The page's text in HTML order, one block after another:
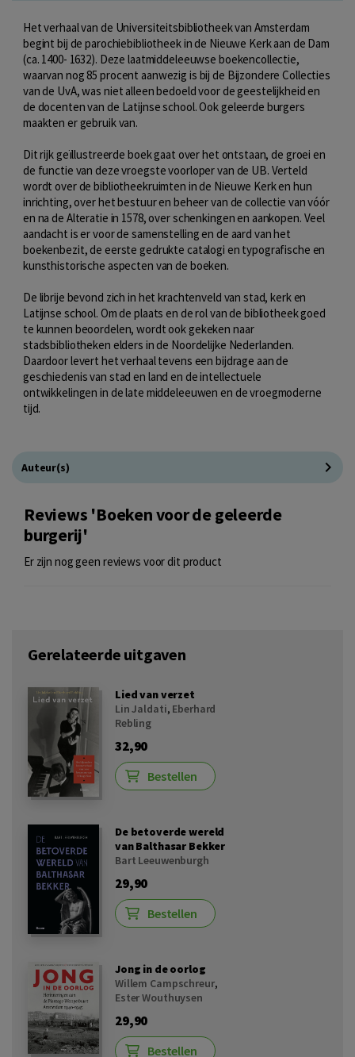
Het verhaal van de Universiteitsbibliotheek van Amsterdam
begint bij de parochiebibliotheek in de Nieuwe Kerk aan de Dam
(ca. 1400- 1632). Deze laatmiddeleeuwse boekencollectie,
waarvan nog 85 procent aanwezig is bij de Bijzondere Collecties
van de UvA, was niet alleen bedoeld voor de geestelijkheid en
de docenten van de Latijnse school. Ook geleerde burgers
maakten er gebruik van.
Dit rijk geïllustreerde boek gaat over het ontstaan, de groei en
de functie van deze vroegste voorloper van de UB. Verteld
wordt over de bibliotheekruimten in de Nieuwe Kerk en hun
inrichting, over het bestuur en beheer van de collectie van vóór
en na de Alteratie in 1578, over schenkingen en aankopen. Veel
aandacht is er voor de samenstelling en de aard van het
boekenbezit, de eerste gedrukte catalogi en typografische en
kunsthistorische aspecten van de boeken.
De librije bevond zich in het krachtenveld van stad, kerk en
Latijnse school. Om de plaats en de rol van de bibliotheek goed
te kunnen beoordelen, wordt ook gekeken naar
stadsbibliotheken elders in de Noordelijke Nederlanden.
Daardoor levert het verhaal tevens een bijdrage aan de
geschiedenis van stad en land en de intellectuele
ontwikkelingen in de late middeleeuwen en de vroegmoderne
tijd.
Auteur(s)
Reviews 'Boeken voor de geleerde
burgerij'
Er zijn nog geen reviews voor dit product
Gerelateerde uitgaven
Lied van verzet
Lin Jaldati, Eberhard
Rebling
32,90
Bestellen
De betoverde wereld
van Balthasar Bekker
Bart Leeuwenburgh
29,90
Bestellen
Jong in de oorlog
Willem Campschreur,
Ester Wouthuysen
29,90
Bestellen